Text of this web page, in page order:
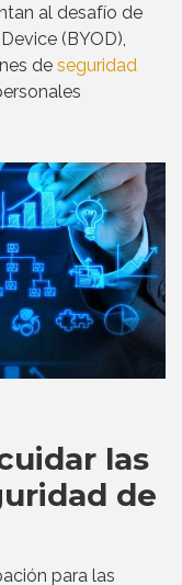
al desafío de
(BYOD),
de seguridad
las
de
para las